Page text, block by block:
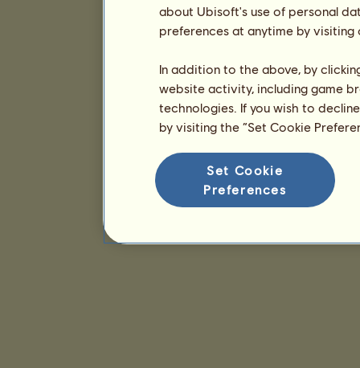
about Ubisoft's use of personal
preferences at anytime by
In addition to the above, by
website activity, including game
technologies. If you wish to
by visiting the “Set Cookie
Set Cookie
Preferences